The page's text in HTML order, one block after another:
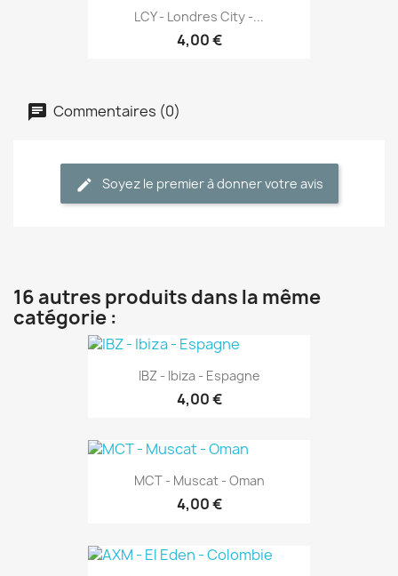
LCY - Londres City -...
4,00 €
Commentaires (0)
Soyez le premier à donner votre avis
16 autres produits dans la même
catégorie :
IBZ - Ibiza - Espagne
4,00 €
MCT - Muscat - Oman
4,00 €